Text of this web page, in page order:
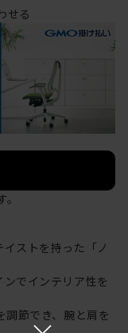
せる
ストを持った「ノ
でインテリア性を
節でき、腕と肩を